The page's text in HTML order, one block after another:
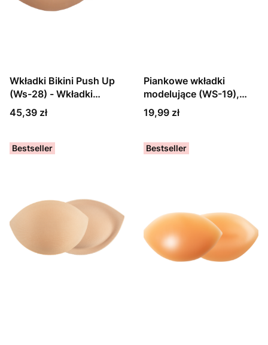
Wkładki Bikini Push Up
(Ws-28) - Wkładki
piankowe obustronne
klejone
Cena
45,39 zł
Piankowe wkładki
modelujące (WS-19),
czarne i beżowe
Cena
19,99 zł
Bestseller Bestseller